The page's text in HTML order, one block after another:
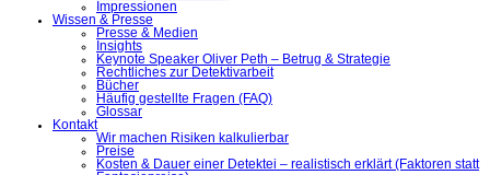
Impressionen
Wissen & Presse
Presse & Medien
Insights
Keynote Speaker Oliver Peth – Betrug & Strategie
Rechtliches zur Detektivarbeit
Bücher
Häufig gestellte Fragen (FAQ)
Glossar
Kontakt
Wir machen Risiken kalkulierbar
Preise
Kosten & Dauer einer Detektei – realistisch erklärt (Faktoren statt